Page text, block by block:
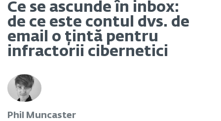
Ce se ascunde în inbox:
de ce este contul dvs. de
email o țintă pentru
infractorii cibernetici
Phil Muncaster